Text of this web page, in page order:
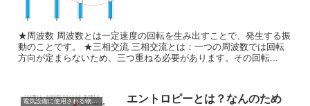
★周波数 周波数とは一定速度の回転を生み出すことで、発生する振
動のことです。 ★三相交流 三相交流とは：一つの周波数では回転
方向が定まらないため、三つ重ねる必要があります。その回転...
電気設備に使用される物理現象の仕組み
エントロピーとは？なんのため